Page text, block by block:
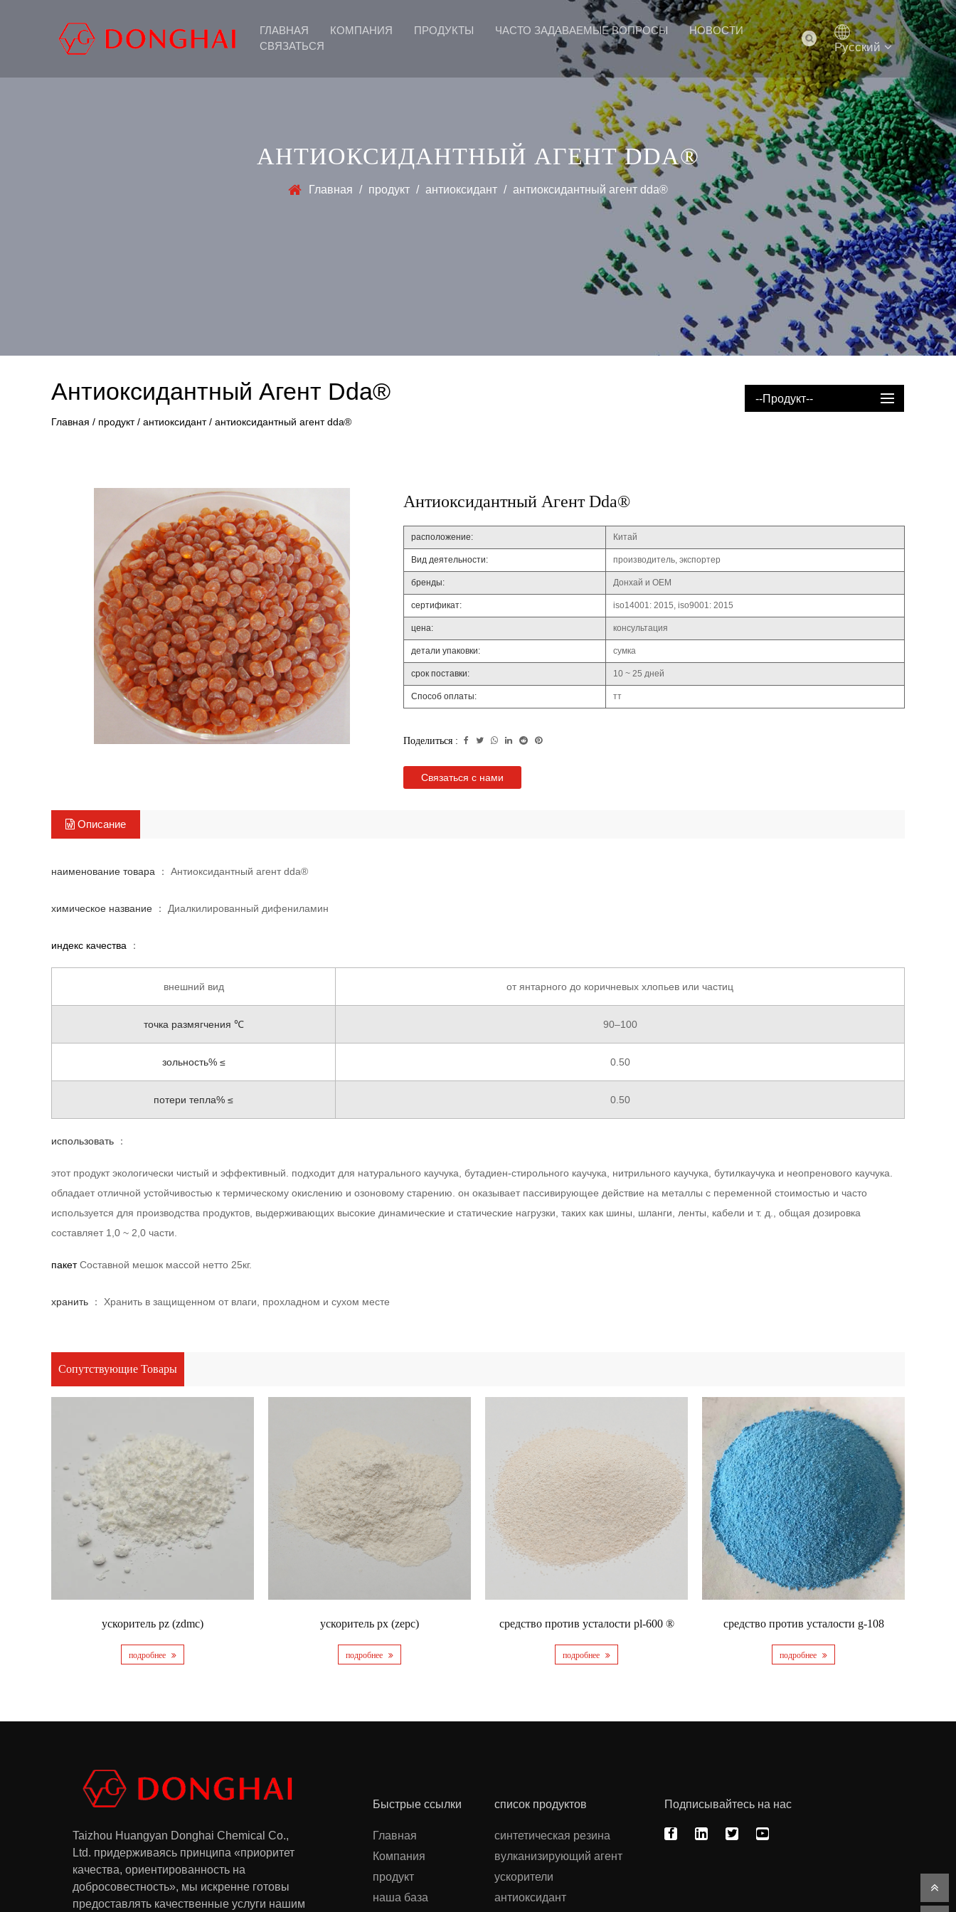
ГЛАВНАЯ КОМПАНИЯ ПРОДУКТЫ ЧАСТО ЗАДАВАЕМЫЕ ВОПРОСЫ
НОВОСТИ
СВЯЗАТЬСЯ
Pусский
АНТИОКСИДАНТНЫЙ АГЕНТ DDA®
Главная / продукт / антиоксидант / антиоксидантный агент dda®
Антиоксидантный Агент Dda®
Главная / продукт/ антиоксидант/ антиоксидантный агент dda®
--Продукт--
Антиоксидантный Агент Dda®
расположение: Китай
Вид деятельности: производитель, экспортер
бренды: Донхай и OEM
сертификат: iso14001: 2015, iso9001: 2015
цена: консультация
детали упаковки: сумка
срок поставки: 10 ~ 25 дней
Способ оплаты: тт
Поделиться :
Связаться с нами
Описание
наименование товара ： Антиоксидантный агент dda®
химическое название ： Диалкилированный дифениламин
индекс качества ：
внешний вид от янтарного до коричневых хлопьев или частиц
точка размягчения ℃ 90–100
зольность% ≤ 0.50
потери тепла% ≤ 0.50
использовать ：
этот продукт экологически чистый и эффективный. подходит для натурального каучука, бутадиен-стирольного каучука, нитрильного каучука, бутилкаучука и неопренового каучука.
обладает отличной устойчивостью к термическому окислению и озоновому старению. он оказывает пассивирующее действие на металлы с переменной стоимостью и часто
используется для производства продуктов, выдерживающих высокие динамические и статические нагрузки, таких как шины, шланги, ленты, кабели и т. д., общая дозировка
составляет 1,0 ~ 2,0 части.
пакетСоставной мешок массой нетто 25кг.
хранить ： Хранить в защищенном от влаги, прохладном и сухом месте
Сопутствующие Товары
ускоритель pz (zdmc)
подробнее
ускоритель px (zepc)
подробнее
средство против усталости pl-600 ®
подробнее
средство против усталости g-108
подробнее
Taizhou Huangyan Donghai Chemical Co.,
Ltd. придерживаясь принципа «приоритет
качества, ориентированность на
добросовестность», мы искренне готовы
предоставлять качественные услуги нашим
Быстрые ссылки
Главная
Компания
продукт
наша база
список продуктов
синтетическая резина
вулканизирующий агент
ускорители
антиоксидант
Подписывайтесь на нас